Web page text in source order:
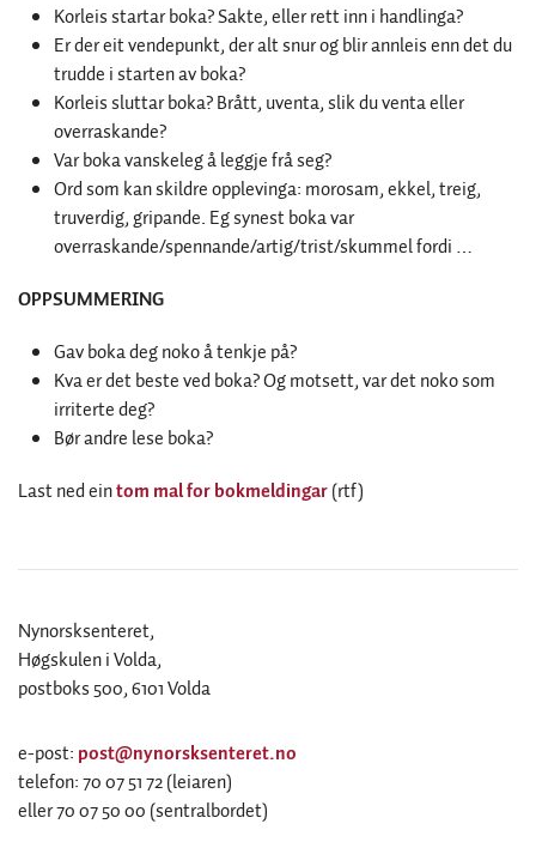
Korleis startar boka? Sakte, eller rett inn i handlinga?
Er der eit vendepunkt, der alt snur og blir annleis enn det du
trudde i starten av boka?
Korleis sluttar boka? Brått, uventa, slik du venta eller
overraskande?
Var boka vanskeleg å leggje frå seg?
Ord som kan skildre opplevinga: morosam, ekkel, treig,
truverdig, gripande. Eg synest boka var
overraskande/spennande/artig/trist/skummel fordi …
OPPSUMMERING
Gav boka deg noko å tenkje på?
Kva er det beste ved boka? Og motsett, var det noko som
irriterte deg?
Bør andre lese boka?
Last ned eintom mal for bokmeldingar(rtf)
Nynorsksenteret,
Høgskulen i Volda,
postboks 500, 6101 Volda
e-post: post@nynorsksenteret.no
telefon: 70 07 51 72 (leiaren)
eller 70 07 50 00 (sentralbordet)